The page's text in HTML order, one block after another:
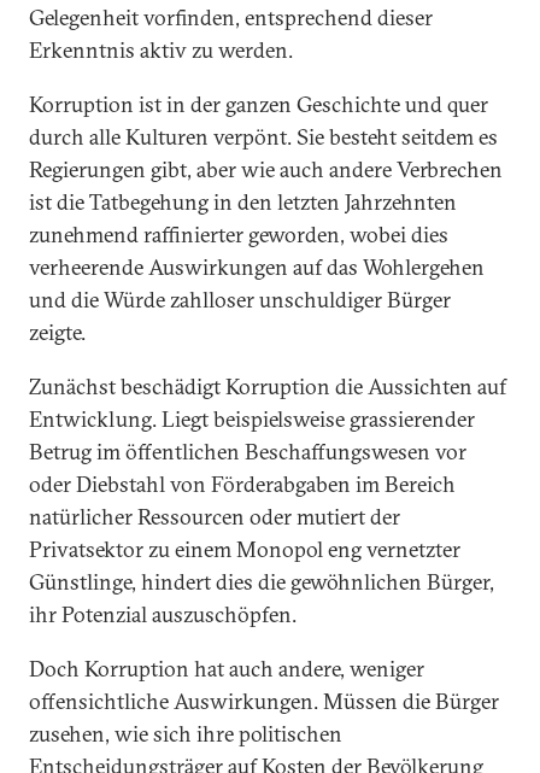
Gelegenheit vorfinden, entsprechend dieser
Erkenntnis aktiv zu werden.
Korruption ist in der ganzen Geschichte und quer
durch alle Kulturen verpönt. Sie besteht seitdem es
Regierungen gibt, aber wie auch andere Verbrechen
ist die Tatbegehung in den letzten Jahrzehnten
zunehmend raffinierter geworden, wobei dies
verheerende Auswirkungen auf das Wohlergehen
und die Würde zahlloser unschuldiger Bürger
zeigte.
Zunächst beschädigt Korruption die Aussichten auf
Entwicklung. Liegt beispielsweise grassierender
Betrug im öffentlichen Beschaffungswesen vor
oder Diebstahl von Förderabgaben im Bereich
natürlicher Ressourcen oder mutiert der
Privatsektor zu einem Monopol eng vernetzter
Günstlinge, hindert dies die gewöhnlichen Bürger,
ihr Potenzial auszuschöpfen.
Doch Korruption hat auch andere, weniger
offensichtliche Auswirkungen. Müssen die Bürger
zusehen, wie sich ihre politischen
Entscheidungsträger auf Kosten der Bevölkerung